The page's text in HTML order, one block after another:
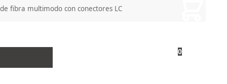
0
fibra multimodo con conectores LC